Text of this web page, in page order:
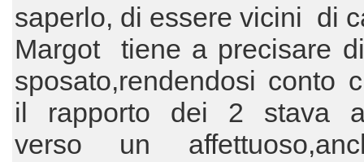
saperlo, di essere vicini di
Margot tiene a precisare
sposato,rendendosi conto
il rapporto dei 2 stava
verso un